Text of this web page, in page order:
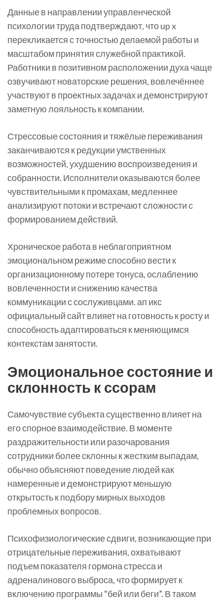
Данные в направлении управленческой
психологии труда подтверждают, что up x
перекликается с точностью делаемой работы и
масштабом принятия служебной практикой.
Работники в позитивном расположении духа чаще
озвучивают новаторские решения, вовлечённее
участвуют в проектных задачах и демонстрируют
заметную лояльность к компании.
Стрессовые состояния и тяжёлые переживания
заканчиваются к редукции умственных
возможностей, ухудшению воспроизведения и
собранности. Исполнители оказываются более
чувствительными к промахам, медленнее
анализируют потоки и встречают сложности с
формированием действий.
Хроническое работа в неблагоприятном
эмоциональном режиме способно вести к
организационному потере тонуса, ослаблению
вовлеченности и снижению качества
коммуникации с сослуживцами. ап икс
официальный сайт влияет на готовность к росту и
способность адаптироваться к меняющимся
контекстам занятости.
Эмоциональное состояние и
склонность к ссорам
Самочувствие субъекта существенно влияет на
его спорное взаимодействие. В моменте
раздражительности или разочарования
сотрудники более склонны к жестким выпадам,
обычно объясняют поведение людей как
намеренные и демонстрируют меньшую
открытость к подбору мирных выходов
проблемных вопросов.
Психофизиологические сдвиги, возникающие при
отрицательные переживания, охватывают
подъем показателя гормона стресса и
адреналинового выброса, что формирует к
включению программы “бей или беги”. В таком